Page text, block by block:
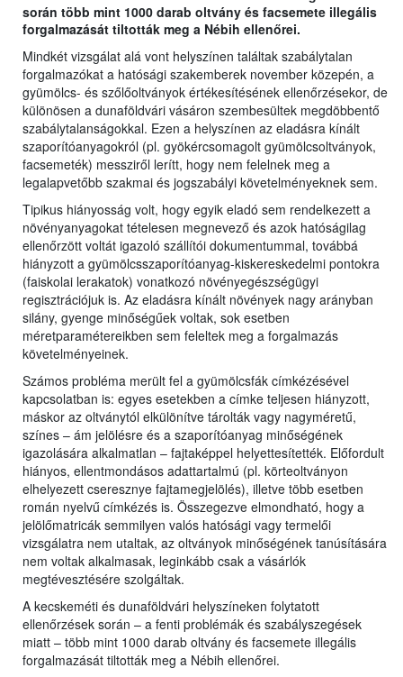
során több mint 1000 darab oltvány és facsemete illegális
forgalmazását tiltották meg a Nébih ellenőrei.
Mindkét vizsgálat alá vont helyszínen találtak szabálytalan
forgalmazókat a hatósági szakemberek november közepén, a
gyümölcs- és szőlőoltványok értékesítésének ellenőrzésekor, de
különösen a dunaföldvári vásáron szembesültek megdöbbentő
szabálytalanságokkal. Ezen a helyszínen az eladásra kínált
szaporítóanyagokról (pl. gyökércsomagolt gyümölcsoltványok,
facsemeték) messziről lerítt, hogy nem felelnek meg a
legalapvetőbb szakmai és jogszabályi követelményeknek sem.
Tipikus hiányosság volt, hogy egyik eladó sem rendelkezett a
növényanyagokat tételesen megnevező és azok hatóságilag
ellenőrzött voltát igazoló szállítói dokumentummal, továbbá
hiányzott a gyümölcsszaporítóanyag-kiskereskedelmi pontokra
(faiskolai lerakatok) vonatkozó növényegészségügyi
regisztrációjuk is. Az eladásra kínált növények nagy arányban
silány, gyenge minőségűek voltak, sok esetben
méretparamétereikben sem feleltek meg a forgalmazás
követelményeinek.
Számos probléma merült fel a gyümölcsfák címkézésével
kapcsolatban is: egyes esetekben a címke teljesen hiányzott,
máskor az oltványtól elkülönítve tárolták vagy nagyméretű,
színes – ám jelölésre és a szaporítóanyag minőségének
igazolására alkalmatlan – fajtaképpel helyettesítették. Előfordult
hiányos, ellentmondásos adattartalmú (pl. körteoltványon
elhelyezett cseresznye fajtamegjelölés), illetve több esetben
román nyelvű címkézés is. Összegezve elmondható, hogy a
jelölőmatricák semmilyen valós hatósági vagy termelői
vizsgálatra nem utaltak, az oltványok minőségének tanúsítására
nem voltak alkalmasak, leginkább csak a vásárlók
megtévesztésére szolgáltak.
A kecskeméti és dunaföldvári helyszíneken folytatott
ellenőrzések során – a fenti problémák és szabályszegések
miatt – több mint 1000 darab oltvány és facsemete illegális
forgalmazását tiltották meg a Nébih ellenőrei.